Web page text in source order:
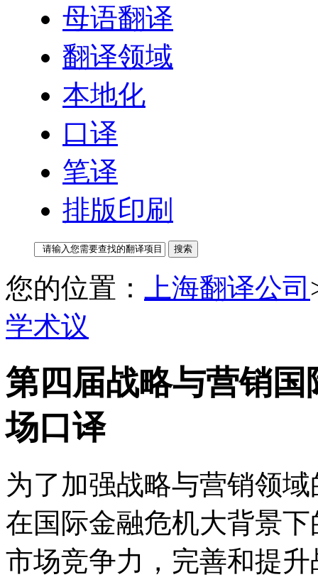
母语翻译
翻译领域
本地化
口译
笔译
排版印刷
您的位置： 上海翻译公司
学术议
第四届战略与营销
场口译
为了加强战略与营销领
在国际金融危机大背景
市场竞争力，完善和提